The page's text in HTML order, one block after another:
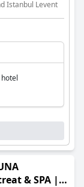
Istanbul Levent
& SPA |